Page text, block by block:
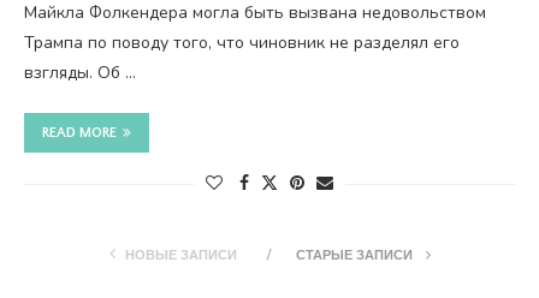
Майкла Фолкендера могла быть вызвана недовольством
Трампа по поводу того, что чиновник не разделял его
взгляды. Об …
READ MORE
НОВЫЕ ЗАПИСИ СТАРЫЕ ЗАПИСИ